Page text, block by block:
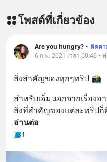
เครียด ห
บรรเทา
เพิ่มการ
หลับมีประ
โพสต์ที่เกี่ยวข้อง
Are you hungry? • ติดตา
6 ก.พ. 2021 เวลา 00:46 • ท่
สิ่งสำคัญของทุกๆทริป 📸
สำหรับเอ็มนอกจากเรื่อง
สิ่งที่สำคัญของแต่ละทริปก็
อ่านต่อ
1